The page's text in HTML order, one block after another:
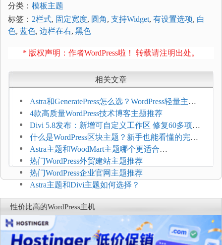
分类： 模板主题
标签： 2栏式, 固定宽度, 圆角, 支持Widget, 有设置选项, 白
色, 蓝色, 边栏在右, 黑色
* 版权声明：作者WordPress啦！ 转载请注明出处。
相关文章
Astra和GeneratePress怎么选？WordPress轻量主题
选型维度
4款高质量WordPress技术博客主题推荐
Divi 5.8发布：新增可自定义工作区 修复60多项问
题
什么是WordPress区块主题？新手也能看懂的完整
介绍
Astra主题和WoodMart主题哪个更适合
WooCommerce
热门WordPress外贸建站主题推荐
热门WordPress企业官网主题推荐
Astra主题和Divi主题如何选择？
性价比高的WordPress主机